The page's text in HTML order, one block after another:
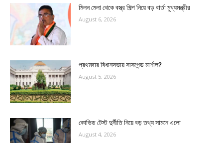
মিলন মেলা থেকে বস্ত্র শিল্প নিয়ে বড় বার্তা মুখ্যমন্ত্রীর
August 6, 2026
প্রথমবার বিধানসভায় সাসপেন্ড মার্শাল?
August 5, 2026
কোভিড টেস্ট দুর্নীতি নিয়ে বড় তথ্য সামনে এলো
August 4, 2026